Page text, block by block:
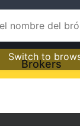
Switch to
Brokers